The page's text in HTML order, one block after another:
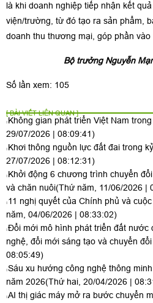
là khi doanh nghiệp tiếp nhận kết
viện/trường, từ đó tạo ra sản phẩm,
doanh thu thương mại, góp phần
Bộ trưởng Nguyễn
Số lần xem: 105
[ BÀI VIẾT LIÊN QUAN ]
Không gian phát triển Việt Nam
29/07/2026 | 08:09:41)
Khơi thông nguồn lực đất đai trong
27/07/2026 | 08:12:31)
Khởi động 6 chương trình chuyển
và chăn nuôi(Thứ năm, 11/06/2026 |
11 nghị quyết của Chính phủ và
năm, 04/06/2026 | 08:33:02)
Đổi mới mô hình phát triển đất nước
nghệ, đổi mới sáng tạo và chuyển
08:05:49)
Sáu xu hướng công nghệ thông
năm 2026(Thứ hai, 20/04/2026 |
AI thị giác máy mở ra bước chuyển